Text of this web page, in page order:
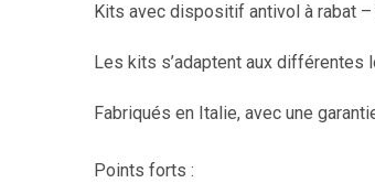
Kits avec dispositif antivol à rabat
Les kits s’adaptent aux différentes
Fabriqués en Italie, avec une
Points forts :